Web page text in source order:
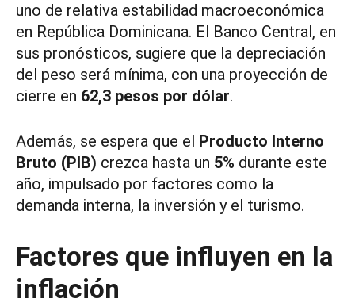
uno de relativa estabilidad macroeconómica
en República Dominicana. El Banco Central, en
sus pronósticos, sugiere que la depreciación
del peso será mínima, con una proyección de
cierre en 62,3 pesos por dólar.
Además, se espera que el Producto Interno
Bruto (PIB) crezca hasta un 5% durante este
año, impulsado por factores como la
demanda interna, la inversión y el turismo.
Factores que influyen en la
inflación